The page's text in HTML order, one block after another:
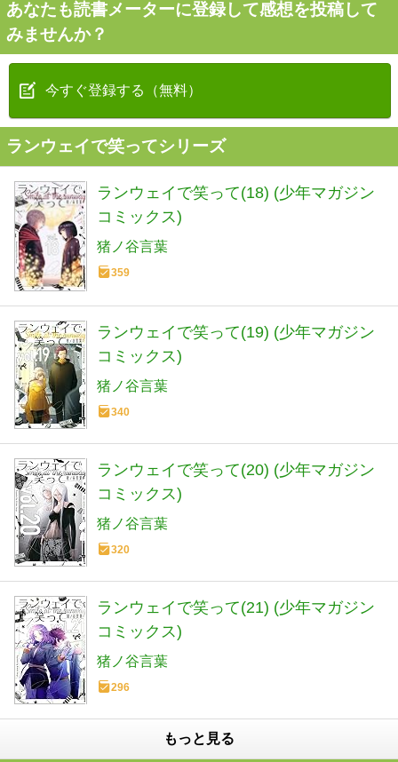
あなたも読書メーターに登録して感想を投稿して
みませんか？
今すぐ登録する（無料）
ランウェイで笑ってシリーズ
ランウェイで笑って(18) (少年マガジン
コミックス)
猪ノ谷言葉
359
ランウェイで笑って(19) (少年マガジン
コミックス)
猪ノ谷言葉
340
ランウェイで笑って(20) (少年マガジン
コミックス)
猪ノ谷言葉
320
ランウェイで笑って(21) (少年マガジン
コミックス)
猪ノ谷言葉
296
もっと見る